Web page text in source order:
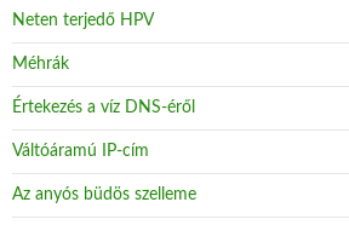
Neten terjedő HPV
Méhrák
Értekezés a víz DNS-éről
Váltóáramú IP-cím
Az anyós büdös szelleme